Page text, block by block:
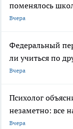
поменялось
Вчера
Федеральный
ли учиться по
Вчера
Психолог
незаметно: все
Вчера